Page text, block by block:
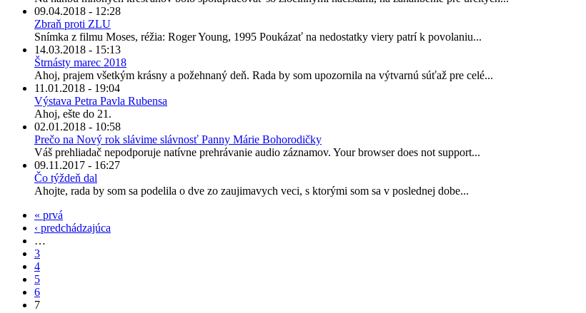
09.04.2018 - 12:28
Zbraň proti ZLU
Snímka z filmu Moses, réžia: Roger Young, 1995 Poukázať na nedostatky viery patrí k povolaniu...
14.03.2018 - 15:13
Štrnásty marec 2018
Ahoj, prajem všetkým krásny a požehnaný deň. Rada by som upozornila na výtvarnú súťaž pre celé...
11.01.2018 - 19:04
Výstava Petra Pavla Rubensa
Ahoj, ešte do 21.
02.01.2018 - 10:58
Prečo na Nový rok slávime slávnosť Panny Márie Bohorodičky
Váš prehliadač nepodporuje natívne prehrávanie audio záznamov. Your browser does not support...
09.11.2017 - 16:27
Čo týždeň dal
Ahojte, rada by som sa podelila o dve zo zaujimavych veci, s ktorými som sa v poslednej dobe...
« prvá
‹ predchádzajúca
…
3
4
5
6
7